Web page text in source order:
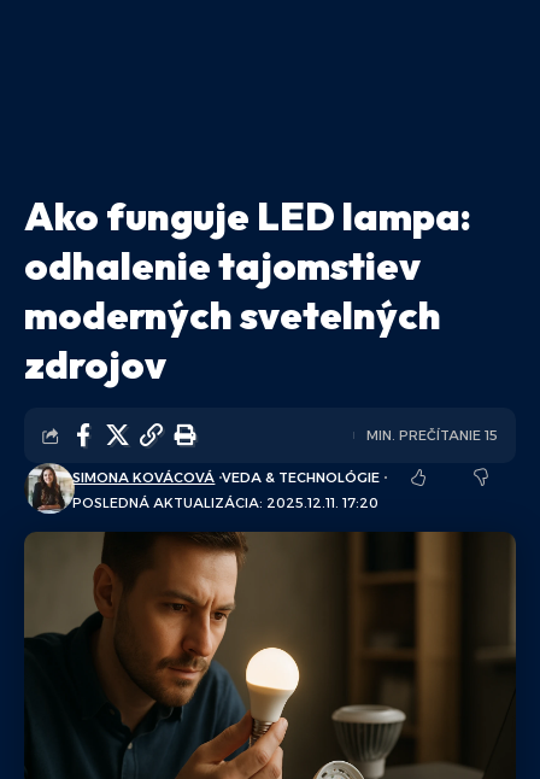
Ako funguje LED lampa:
odhalenie tajomstiev
moderných svetelných
zdrojov
POSLEDNÁ AKTUALIZÁCIA: 2025.12.11. 17:20
SIMONA KOVÁCOVÁ VEDA & TECHNOLÓGIE
MIN. PREČÍTANIE 15